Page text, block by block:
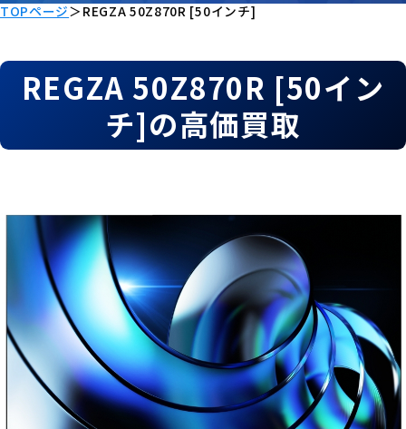
TOPページ＞ REGZA 50Z870R [50インチ]
REGZA 50Z870R [50イン
チ]の高価買取